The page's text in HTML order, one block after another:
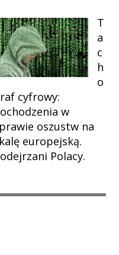
T
a
c
h
o
cyfrowy:
w
oszustw na
europejską.
Polacy.